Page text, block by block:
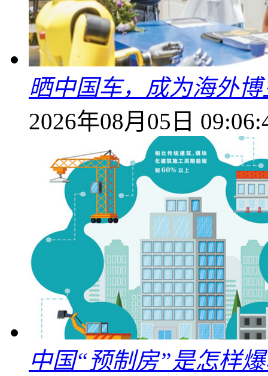
晒中国车，成为海外
2026年08月05日
中国“预制房”是怎样